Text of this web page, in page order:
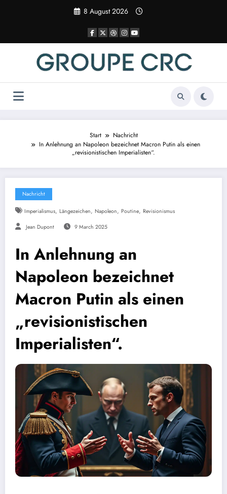
8 August 2026
Start
Nachricht
In Anlehnung an Napoleon bezeichnet Macron Putin als einen
„revisionistischen Imperialisten“.
Nachricht
Imperialismus, Längezeichen, Napoleon, Poutine, Revisionismus
Jean Dupont 9 March 2025
In Anlehnung an
Napoleon bezeichnet
Macron Putin als einen
„revisionistischen
Imperialisten“.